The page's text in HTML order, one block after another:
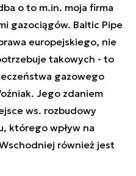
o to m.in. moja firma
gazociągów. Baltic Pipe
europejskiego, nie
takowych - to
gazowego
Jego zdaniem
ws. rozbudowy
którego wpływ na
również jest